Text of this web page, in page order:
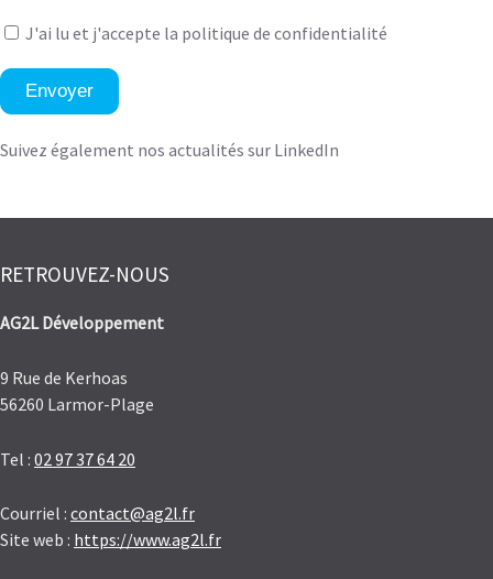
J'ai lu et j'accepte la politique de confidentialité
Envoyer
Suivez également nos actualités sur LinkedIn
RETROUVEZ-NOUS
AG2L Développement
9 Rue de Kerhoas
56260 Larmor-Plage
Tel : 02 97 37 64 20
Courriel : contact@ag2l.fr
Site web : https://www.ag2l.fr